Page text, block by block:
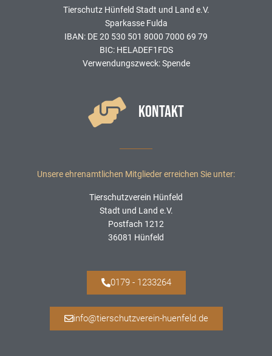
Tierschutz Hünfeld Stadt und Land e.V.
Sparkasse Fulda
IBAN: DE 20 530 501 8000 7000 69 79
BIC: HELADEF1FDS
Verwendungszweck: Spende
KONTAKT
Unsere ehrenamtlichen Mitglieder erreichen Sie unter:
Tierschutzverein Hünfeld
Stadt und Land e.V.
Postfach 1212
36081 Hünfeld
0179 - 1233264
info@tierschutzverein-huenfeld.de